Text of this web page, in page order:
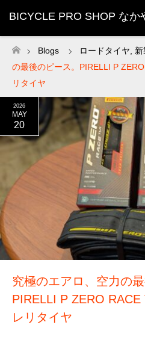
BICYCLE PRO SHOP なか
ホーム
Blogs ロードタイヤ 新
の最後のピース。PIRELLI P
リタイヤ
2026
MAY
20
究極のエアロ、空力の最
PIRELLI P ZERO
レリタイヤ